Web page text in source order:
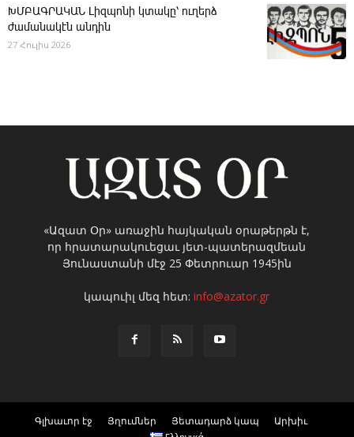
ԽՄԲԱԳՐԱԿԱՆ ­Լիզպոնի կտակը՝ ուղերձ
ժամանակէն անդին
27 Հուլիս 2026
«Ազատ Օր» առաջին հայկական օրաթերթն է,
որ հրատարակուեցաւ յետ-պատերազմեան
Յունաստանի մէջ 25 Փետրուար 1945ին
կապուիլ մեզ հետ:info@azator.gr
Գլխաւոր էջ Յղումներ Յետադարձ կապ
Արխիւ